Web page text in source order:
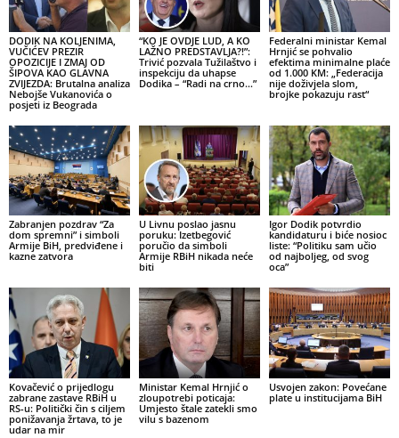
DODIK NA KOLJENIMA,
VUČIĆEV PREZIR
OPOZICIJE I ZMAJ OD
ŠIPOVA KAO GLAVNA
ZVIJEZDA: Brutalna analiza
Nebojše Vukanovića o
posjeti iz Beograda
“KO JE OVDJE LUD, A KO
LAŽNO PREDSTAVLJA?!”:
Trivić pozvala Tužilaštvo i
inspekciju da uhapse
Dodika – “Radi na crno…”
Federalni ministar Kemal
Hrnjić se pohvalio
efektima minimalne plaće
od 1.000 KM: „Federacija
nije doživjela slom,
brojke pokazuju rast“
Zabranjen pozdrav “Za
dom spremni” i simboli
Armije BiH, predviđene i
kazne zatvora
U Livnu poslao jasnu
poruku: Izetbegović
poručio da simboli
Armije RBiH nikada neće
biti
Igor Dodik potvrdio
kandidaturu i biće nosioc
liste: “Politiku sam učio
od najboljeg, od svog
oca”
Kovačević o prijedlogu
zabrane zastave RBiH u
RS-u: Politički čin s ciljem
ponižavanja žrtava, to je
udar na mir
Ministar Kemal Hrnjić o
zloupotrebi poticaja:
Umjesto štale zatekli smo
vilu s bazenom
Usvojen zakon: Povećane
plate u institucijama BiH